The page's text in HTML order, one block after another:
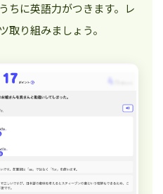
ちに英語力がつきます。レ
取り組みましょう。